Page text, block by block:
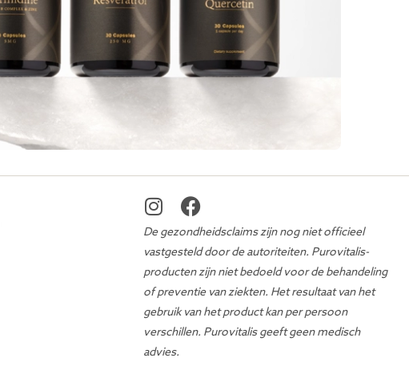
De gezondheidsclaims zijn nog niet officieel
vastgesteld door de autoriteiten. Purovitalis-
producten zijn niet bedoeld voor de behandeling
of preventie van ziekten. Het resultaat van het
gebruik van het product kan per persoon
verschillen. Purovitalis geeft geen medisch
advies.